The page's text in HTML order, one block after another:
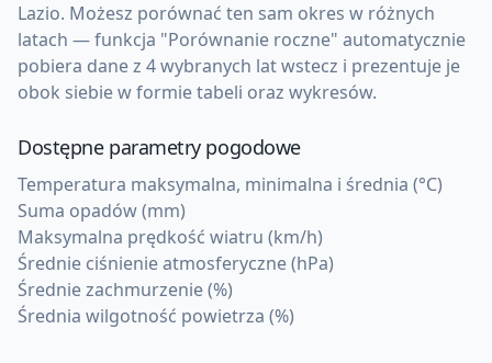
Lazio. Możesz porównać ten sam okres w różnych
latach — funkcja "Porównanie roczne" automatycznie
pobiera dane z 4 wybranych lat wstecz i prezentuje je
obok siebie w formie tabeli oraz wykresów.
Dostępne parametry pogodowe
Temperatura maksymalna, minimalna i średnia (°C)
Suma opadów (mm)
Maksymalna prędkość wiatru (km/h)
Średnie ciśnienie atmosferyczne (hPa)
Średnie zachmurzenie (%)
Średnia wilgotność powietrza (%)